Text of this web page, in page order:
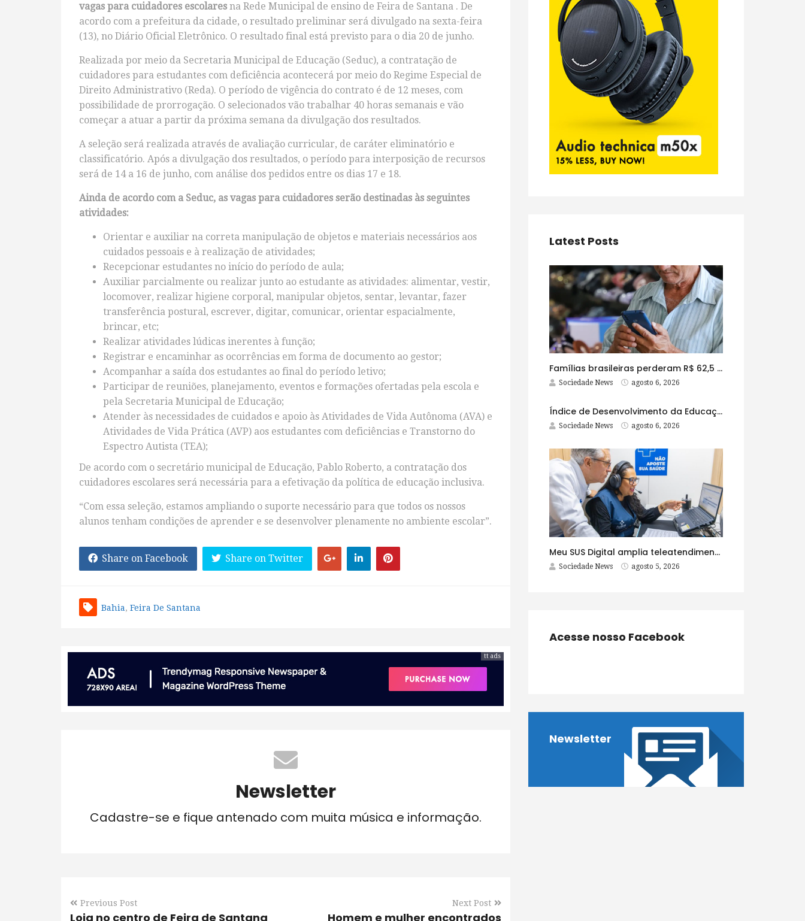
vagas para cuidadores escolares na Rede Municipal de ensino de Feira de Santana . De
acordo com a prefeitura da cidade, o resultado preliminar será divulgado na sexta-feira
(13), no Diário Oficial Eletrônico. O resultado final está previsto para o dia 20 de junho.
Realizada por meio da Secretaria Municipal de Educação (Seduc), a contratação de
cuidadores para estudantes com deficiência acontecerá por meio do Regime Especial de
Direito Administrativo (Reda). O período de vigência do contrato é de 12 meses, com
possibilidade de prorrogação. O selecionados vão trabalhar 40 horas semanais e vão
começar a atuar a partir da próxima semana da divulgação dos resultados.
A seleção será realizada através de avaliação curricular, de caráter eliminatório e
classificatório. Após a divulgação dos resultados, o período para interposição de recursos
será de 14 a 16 de junho, com análise dos pedidos entre os dias 17 e 18.
Ainda de acordo com a Seduc, as vagas para cuidadores serão destinadas às seguintes
atividades:
Orientar e auxiliar na correta manipulação de objetos e materiais necessários aos
cuidados pessoais e à realização de atividades;
Recepcionar estudantes no início do período de aula;
Auxiliar parcialmente ou realizar junto ao estudante as atividades: alimentar, vestir,
locomover, realizar higiene corporal, manipular objetos, sentar, levantar, fazer
transferência postural, escrever, digitar, comunicar, orientar espacialmente,
brincar, etc;
Realizar atividades lúdicas inerentes à função;
Registrar e encaminhar as ocorrências em forma de documento ao gestor;
Acompanhar a saída dos estudantes ao final do período letivo;
Participar de reuniões, planejamento, eventos e formações ofertadas pela escola e
pela Secretaria Municipal de Educação;
Atender às necessidades de cuidados e apoio às Atividades de Vida Autônoma (AVA) e
Atividades de Vida Prática (AVP) aos estudantes com deficiências e Transtorno do
Espectro Autista (TEA);
De acordo com o secretário municipal de Educação, Pablo Roberto, a contratação dos
cuidadores escolares será necessária para a efetivação da política de educação inclusiva.
“Com essa seleção, estamos ampliando o suporte necessário para que todos os nossos
alunos tenham condições de aprender e se desenvolver plenamente no ambiente escolar”.
Share on Facebook Share on Twitter
Bahia, Feira De Santana
tt ads
Newsletter
Cadastre-se e fique antenado com muita música e informação.
Previous Post
Loja no centro de Feira de Santana
Next Post
Homem e mulher encontrados
Latest Posts
Famílias brasileiras perderam R$ 62,5 bilhões para bets em 2025
Sociedade News agosto 6, 2026
Índice de Desenvolvimento da Educação Básica tem elevação em todas as etapas
Sociedade News agosto 6, 2026
Meu SUS Digital amplia teleatendimentos para pessoas com problemas com jogos e apostas
Sociedade News agosto 5, 2026
Acesse nosso Facebook
Newsletter